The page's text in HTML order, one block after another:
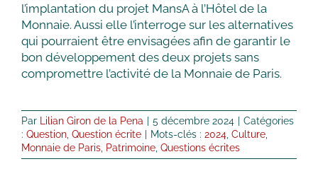
l’implantation du projet MansA à l’Hôtel de la
Monnaie. Aussi elle l’interroge sur les alternatives
qui pourraient être envisagées afin de garantir le
bon développement des deux projets sans
compromettre l’activité de la Monnaie de Paris.
Par Lilian Giron de la Pena | 5 décembre 2024 | Catégories
: Question Question écrite | Mots-clés : 2024 Culture
Monnaie de Paris Patrimoine Questions écrites